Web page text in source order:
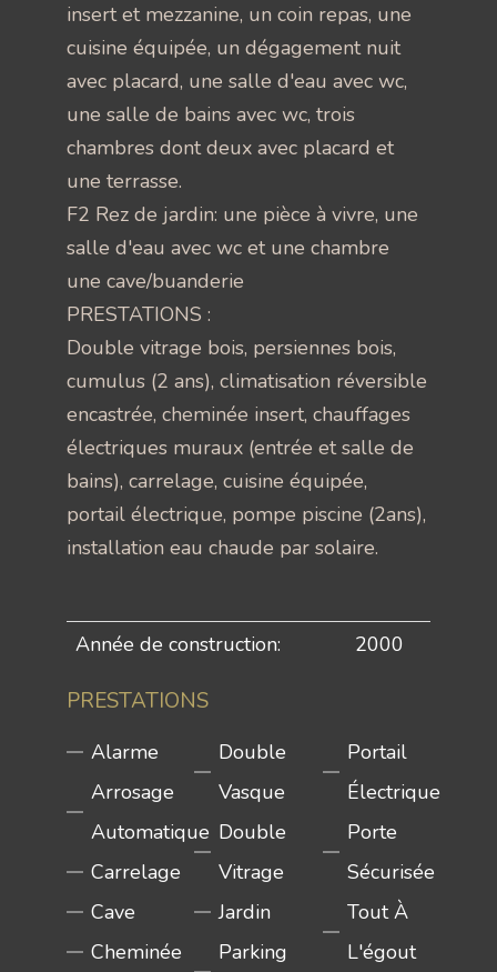
insert et mezzanine, un coin repas, une
cuisine équipée, un dégagement nuit
avec placard, une salle d'eau avec wc,
une salle de bains avec wc, trois
chambres dont deux avec placard et
une terrasse.
F2 Rez de jardin: une pièce à vivre, une
salle d'eau avec wc et une chambre
une cave/buanderie
PRESTATIONS :
Double vitrage bois, persiennes bois,
cumulus (2 ans), climatisation réversible
encastrée, cheminée insert, chauffages
électriques muraux (entrée et salle de
bains), carrelage, cuisine équipée,
portail électrique, pompe piscine (2ans),
installation eau chaude par solaire.
Année de construction: 2000
PRESTATIONS
Alarme
Arrosage
Automatique
Carrelage
Cave
Cheminée
Double
Vasque
Double
Vitrage
Jardin
Parking
Portail
Électrique
Porte
Sécurisée
Tout À
L'égout